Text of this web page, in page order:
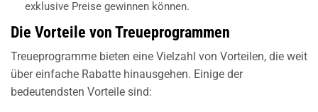
exklusive Preise gewinnen können.
Die Vorteile von Treueprogrammen
Treueprogramme bieten eine Vielzahl von Vorteilen, die weit
über einfache Rabatte hinausgehen. Einige der
bedeutendsten Vorteile sind: